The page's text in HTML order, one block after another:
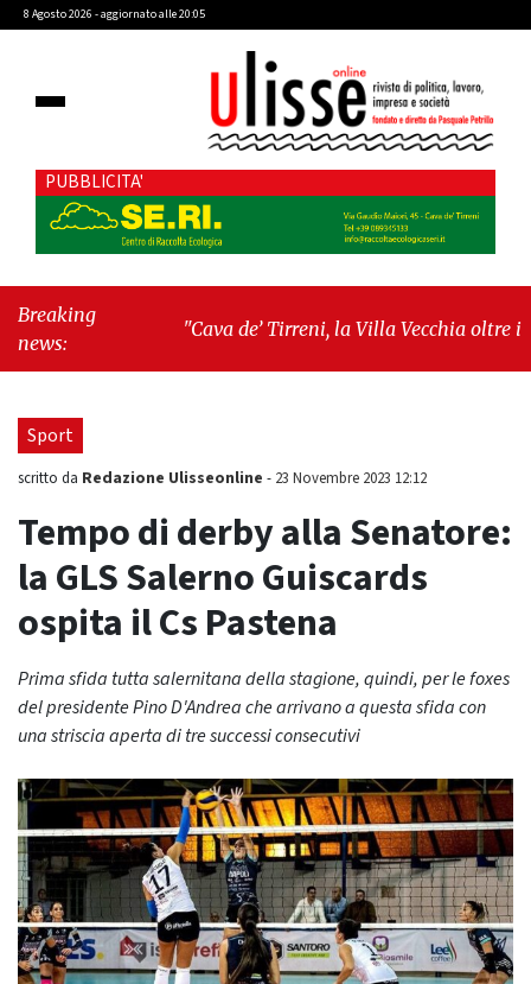
8 Agosto 2026 - aggiornato alle 20:05
PUBBLICITA'
Breaking
news:
"Cava de’ Tirreni, la Villa Vecchia oltre i
Sport
scritto da Redazione Ulisseonline - 23 Novembre 2023 12:12
Tempo di derby alla Senatore:
la GLS Salerno Guiscards
ospita il Cs Pastena
Prima sfida tutta salernitana della stagione, quindi, per le foxes
del presidente Pino D'Andrea che arrivano a questa sfida con
una striscia aperta di tre successi consecutivi